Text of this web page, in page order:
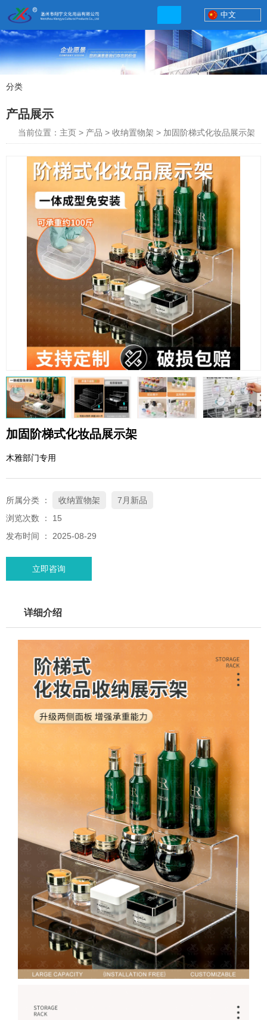
联系电话
13506777830
http://xybp.tmall.com http://wzxybp.1688.com
中文
分类
产品展示
当前位置：主页 > 产品 > 收纳置物架 > 加固阶梯式化妆品展示架
加固阶梯式化妆品展示架
木雅部门专用
所属分类 ： 收纳置物架
7月新品
浏览次数 ： 15
发布时间 ： 2025-08-29
立即咨询
详细介绍